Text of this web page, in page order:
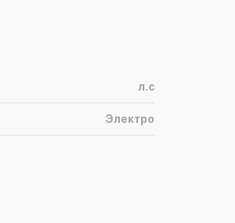
л.с
Электро